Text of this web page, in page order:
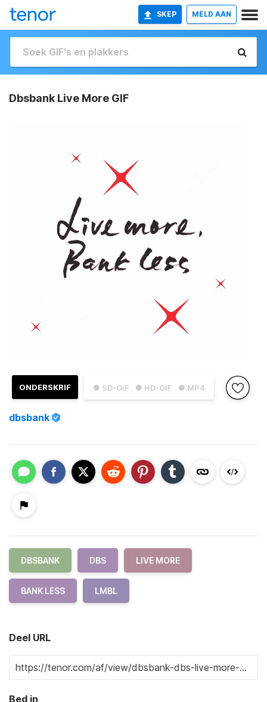
SKEP MELD AAN
Dbsbank Live More GIF
● SD-GIF ● HD-GIF ● MP4
ONDERSKRIF
dbsbank
DBSBANK DBS LIVE MORE
BANK LESS LMBL
Deel URL
Bed in